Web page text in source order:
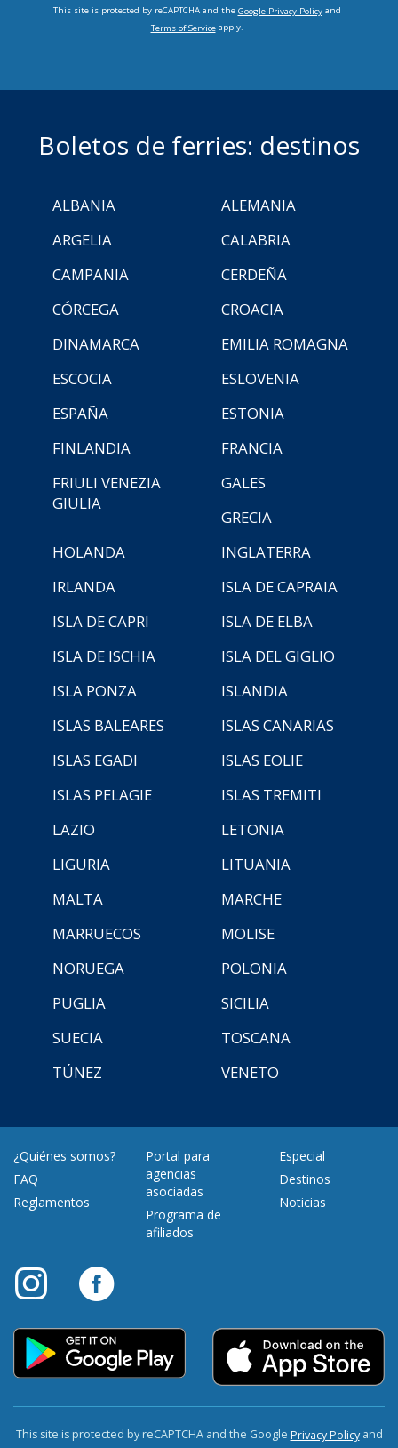
This site is protected by reCAPTCHA and the Google Privacy Policyand
Terms of Serviceapply.
Boletos de ferries: destinos
ALBANIA
ALEMANIA
ARGELIA
CALABRIA
CAMPANIA
CERDEÑA
CÓRCEGA
CROACIA
DINAMARCA
EMILIA ROMAGNA
ESCOCIA
ESLOVENIA
ESPAÑA
ESTONIA
FINLANDIA
FRANCIA
FRIULI VENEZIA
GIULIA
GALES
GRECIA
HOLANDA
INGLATERRA
IRLANDA
ISLA DE CAPRAIA
ISLA DE CAPRI
ISLA DE ELBA
ISLA DE ISCHIA
ISLA DEL GIGLIO
ISLA PONZA
ISLANDIA
ISLAS BALEARES
ISLAS CANARIAS
ISLAS EGADI
ISLAS EOLIE
ISLAS PELAGIE
ISLAS TREMITI
LAZIO
LETONIA
LIGURIA
LITUANIA
MALTA
MARCHE
MARRUECOS
MOLISE
NORUEGA
POLONIA
PUGLIA
SICILIA
SUECIA
TOSCANA
TÚNEZ
VENETO
¿Quiénes somos?
FAQ
Reglamentos
Portal para
agencias
asociadas
Programa de
afiliados
Especial
Destinos
Noticias
This site is protected by reCAPTCHA and the Google Privacy Policyand